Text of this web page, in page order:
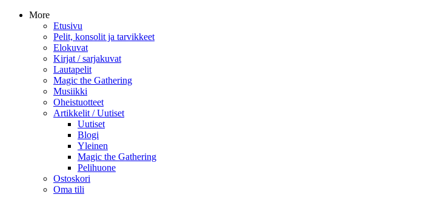
More
Etusivu
Pelit, konsolit ja tarvikkeet
Elokuvat
Kirjat / sarjakuvat
Lautapelit
Magic the Gathering
Musiikki
Oheistuotteet
Artikkelit / Uutiset
Uutiset
Blogi
Yleinen
Magic the Gathering
Pelihuone
Ostoskori
Oma tili